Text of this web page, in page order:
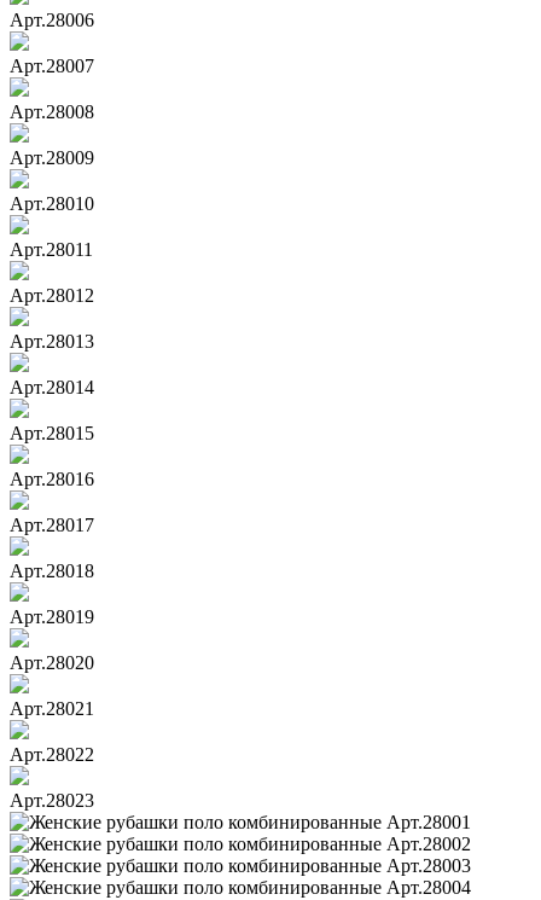
Арт.28006
Арт.28007
Арт.28008
Арт.28009
Арт.28010
Арт.28011
Арт.28012
Арт.28013
Арт.28014
Арт.28015
Арт.28016
Арт.28017
Арт.28018
Арт.28019
Арт.28020
Арт.28021
Арт.28022
Арт.28023